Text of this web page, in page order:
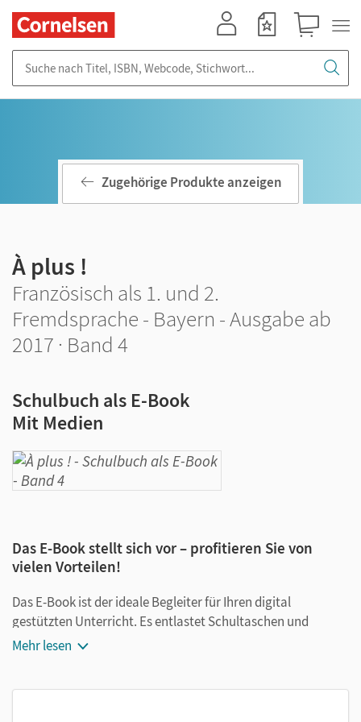
Zugehörige Produkte anzeigen
À plus !
Französisch als 1. und 2.
Fremdsprache - Bayern - Ausgabe ab
2017 · Band 4
Schulbuch als E-Book
Mit Medien
Das E-Book stellt sich vor – profitieren Sie von
vielen Vorteilen!
Das E-Book ist der ideale Begleiter für Ihren digital
gestützten Unterricht. Es entlastet Schultaschen und
Rucksäcke und ist jederzeit unkompliziert verfügbar.
Mehr lesen